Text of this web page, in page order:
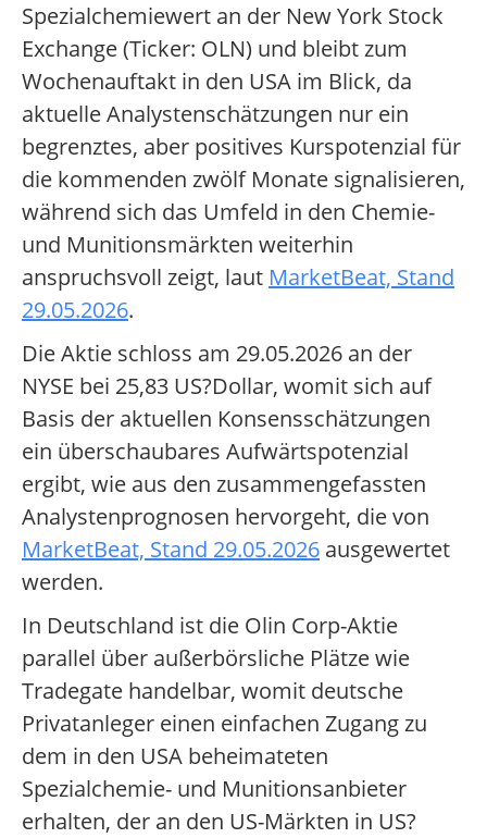
Spezialchemiewert an der New York Stock
Exchange (Ticker: OLN) und bleibt zum
Wochenauftakt in den USA im Blick, da
aktuelle Analystenschätzungen nur ein
begrenztes, aber positives Kurspotenzial für
die kommenden zwölf Monate signalisieren,
während sich das Umfeld in den Chemie-
und Munitionsmärkten weiterhin
anspruchsvoll zeigt, laut MarketBeat, Stand
29.05.2026.
Die Aktie schloss am 29.05.2026 an der
NYSE bei 25,83 US?Dollar, womit sich auf
Basis der aktuellen Konsensschätzungen
ein überschaubares Aufwärtspotenzial
ergibt, wie aus den zusammengefassten
Analystenprognosen hervorgeht, die von
MarketBeat, Stand 29.05.2026 ausgewertet
werden.
In Deutschland ist die Olin Corp-Aktie
parallel über außerbörsliche Plätze wie
Tradegate handelbar, womit deutsche
Privatanleger einen einfachen Zugang zu
dem in den USA beheimateten
Spezialchemie- und Munitionsanbieter
erhalten, der an den US-Märkten in US?